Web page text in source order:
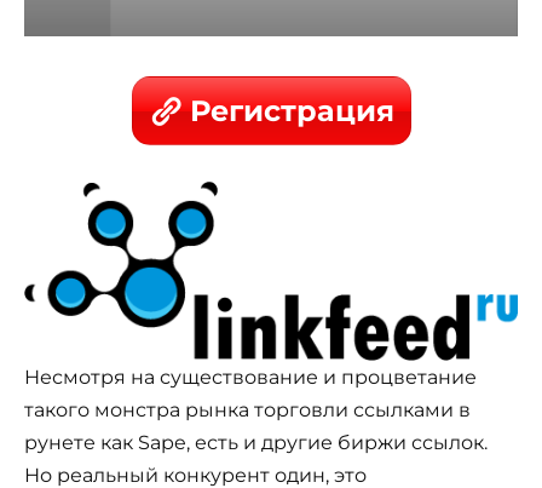
Регистрация
Несмотря на существование и процветание
такого монстра рынка торговли ссылками в
рунете как Sape, есть и другие биржи ссылок.
Но реальный конкурент один, это